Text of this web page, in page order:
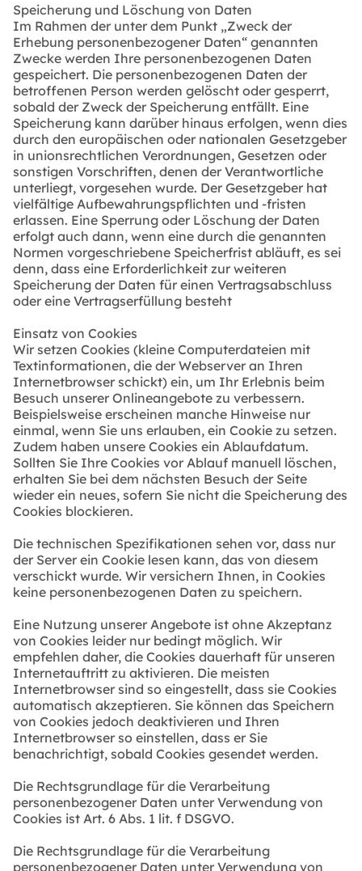
Speicherung und Löschung von Daten
Im Rahmen der unter dem Punkt „Zweck der
Erhebung personenbezogener Daten“ genannten
Zwecke werden Ihre personenbezogenen Daten
gespeichert. Die personenbezogenen Daten der
betroffenen Person werden gelöscht oder gesperrt,
sobald der Zweck der Speicherung entfällt. Eine
Speicherung kann darüber hinaus erfolgen, wenn dies
durch den europäischen oder nationalen Gesetzgeber
in unionsrechtlichen Verordnungen, Gesetzen oder
sonstigen Vorschriften, denen der Verantwortliche
unterliegt, vorgesehen wurde. Der Gesetzgeber hat
vielfältige Aufbewahrungspflichten und -fristen
erlassen. Eine Sperrung oder Löschung der Daten
erfolgt auch dann, wenn eine durch die genannten
Normen vorgeschriebene Speicherfrist abläuft, es sei
denn, dass eine Erforderlichkeit zur weiteren
Speicherung der Daten für einen Vertragsabschluss
oder eine Vertragserfüllung besteht
Einsatz von Cookies
Wir setzen Cookies (kleine Computerdateien mit
Textinformationen, die der Webserver an Ihren
Internetbrowser schickt) ein, um Ihr Erlebnis beim
Besuch unserer Onlineangebote zu verbessern.
Beispielsweise erscheinen manche Hinweise nur
einmal, wenn Sie uns erlauben, ein Cookie zu setzen.
Zudem haben unsere Cookies ein Ablaufdatum.
Sollten Sie Ihre Cookies vor Ablauf manuell löschen,
erhalten Sie bei dem nächsten Besuch der Seite
wieder ein neues, sofern Sie nicht die Speicherung des
Cookies blockieren.
Die technischen Spezifikationen sehen vor, dass nur
der Server ein Cookie lesen kann, das von diesem
verschickt wurde. Wir versichern Ihnen, in Cookies
keine personenbezogenen Daten zu speichern.
Eine Nutzung unserer Angebote ist ohne Akzeptanz
von Cookies leider nur bedingt möglich. Wir
empfehlen daher, die Cookies dauerhaft für unseren
Internetauftritt zu aktivieren. Die meisten
Internetbrowser sind so eingestellt, dass sie Cookies
automatisch akzeptieren. Sie können das Speichern
von Cookies jedoch deaktivieren und Ihren
Internetbrowser so einstellen, dass er Sie
benachrichtigt, sobald Cookies gesendet werden.
Die Rechtsgrundlage für die Verarbeitung
personenbezogener Daten unter Verwendung von
Cookies ist Art. 6 Abs. 1 lit. f DSGVO.
Die Rechtsgrundlage für die Verarbeitung
personenbezogener Daten unter Verwendung von